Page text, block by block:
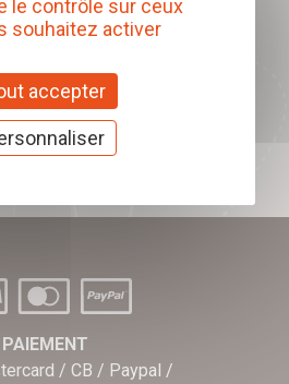
nos chèques
chèques cadeaux
PAIEMENT
/ CB / Paypal /
le contrôle sur ceux
souhaitez activer
accepter